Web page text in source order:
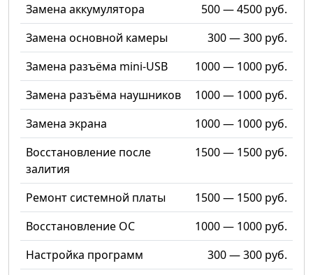
Замена аккумулятора
500 — 4500 руб.
Замена основной камеры
300 — 300 руб.
Замена разъёма mini-USB
1000 — 1000 руб.
Замена разъёма наушников
1000 — 1000 руб.
Замена экрана
1000 — 1000 руб.
Восстановление после
залития
1500 — 1500 руб.
Ремонт системной платы
1500 — 1500 руб.
Восстановление ОС
1000 — 1000 руб.
Настройка программ
300 — 300 руб.